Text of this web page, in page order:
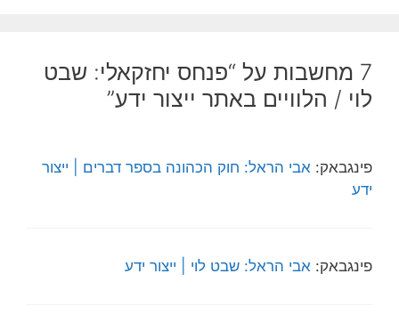
7 מחשבות על “פנחס יחזקאלי: שבט
לוי / הלוויים באתר ייצור ידע”
פינגבאק: אבי הראל: חוק הכהונה בספר דברים | ייצור
ידע
פינגבאק: אבי הראל: שבט לוי | ייצור ידע